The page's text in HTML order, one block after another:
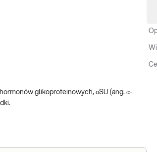
glikoproteinowych, αSU (ang. α-